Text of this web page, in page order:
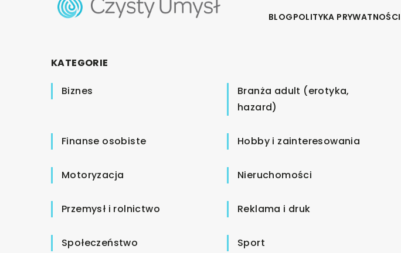
BLOGPOLITYKA PRYWATNOŚCI
KATEGORIE
Biznes
Branża adult (erotyka,
hazard)
Finanse osobiste Hobby i zainteresowania
Motoryzacja Nieruchomości
Przemysł i rolnictwo Reklama i druk
Społeczeństwo Sport